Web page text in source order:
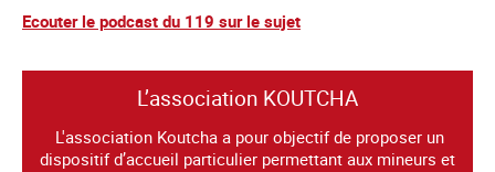
Ecouter le podcast du 119 sur le sujet
L’association KOUTCHA
L'association Koutcha a pour objectif de proposer un
dispositif d’accueil particulier permettant aux mineurs et